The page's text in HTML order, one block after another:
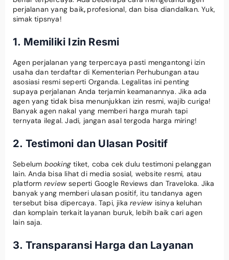
perjalanan yang baik, profesional, dan bisa diandalkan. Yuk,
simak tipsnya!
1. Memiliki Izin Resmi
Agen perjalanan yang terpercaya pasti mengantongi izin
usaha dan terdaftar di Kementerian Perhubungan atau
asosiasi resmi seperti Organda. Legalitas ini penting
supaya perjalanan Anda terjamin keamanannya. Jika ada
agen yang tidak bisa menunjukkan izin resmi, wajib curiga!
Banyak agen nakal yang memberi harga murah tapi
ternyata ilegal. Jadi, jangan asal tergoda harga miring!
2. Testimoni dan Ulasan Positif
Sebelum booking tiket, coba cek dulu testimoni pelanggan
lain. Anda bisa lihat di media sosial, website resmi, atau
platform review seperti Google Reviews dan Traveloka. Jika
banyak yang memberi ulasan positif, itu tandanya agen
tersebut bisa dipercaya. Tapi, jikareview isinya keluhan
dan komplain terkait layanan buruk, lebih baik cari agen
lain saja.
3. Transparansi Harga dan Layanan